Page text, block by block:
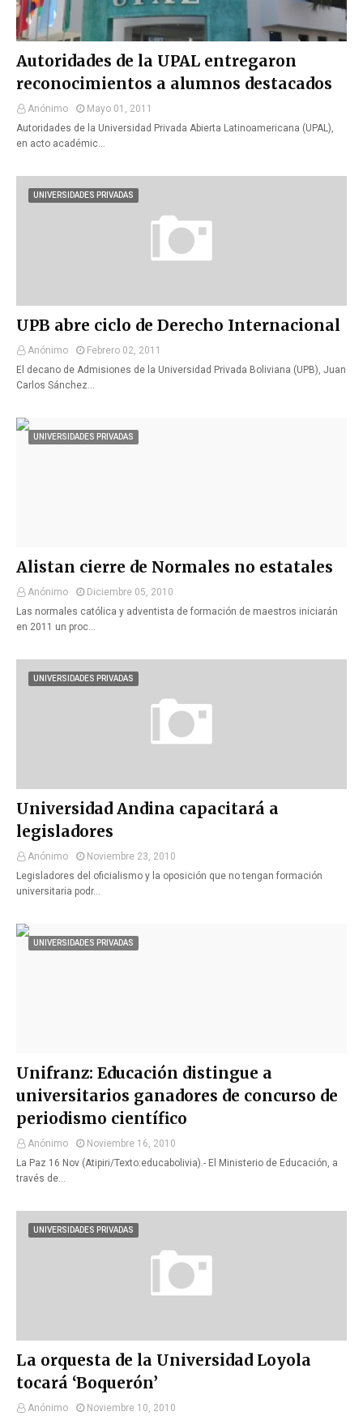
Autoridades de la UPAL entregaron
reconocimientos a alumnos destacados
Anónimo
Mayo 01, 2011
Autoridades de la Universidad Privada Abierta Latinoamericana (UPAL),
en acto académic…
UNIVERSIDADES PRIVADAS
UPB abre ciclo de Derecho Internacional
Anónimo
Febrero 02, 2011
El decano de Admisiones de la Universidad Privada Boliviana (UPB), Juan
Carlos Sánchez…
UNIVERSIDADES PRIVADAS
Alistan cierre de Normales no estatales
Anónimo
Diciembre 05, 2010
Las normales católica y adventista de formación de maestros iniciarán
en 2011 un proc…
UNIVERSIDADES PRIVADAS
Universidad Andina capacitará a
legisladores
Anónimo
Noviembre 23, 2010
Legisladores del oficialismo y la oposición que no tengan formación
universitaria podr…
UNIVERSIDADES PRIVADAS
Unifranz: Educación distingue a
universitarios ganadores de concurso de
periodismo científico
Anónimo
Noviembre 16, 2010
La Paz 16 Nov (Atipiri/Texto:educabolivia).- El Ministerio de Educación, a
través de…
UNIVERSIDADES PRIVADAS
La orquesta de la Universidad Loyola
tocará ‘Boquerón’
Anónimo Noviembre 10, 2010